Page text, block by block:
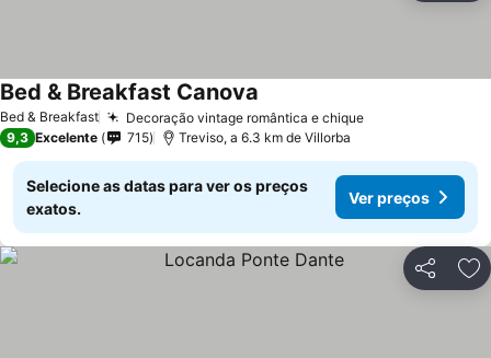
Bed & Breakfast Decoração vintage romântica e chiqueVer preços
Bed & Breakfast Canova
9,3 Excelente 715 Treviso, a 6.3 km de Villorba
Selecione as datas para ver os preços
exatos.
Ver preços
Partilhar